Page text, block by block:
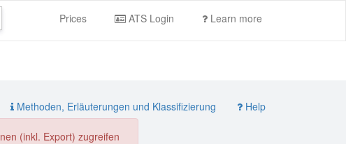
Prices ATS Login Learn more
Methoden, Erläuterungen und Klassifizierung Help
(inkl. Export) zugreifen